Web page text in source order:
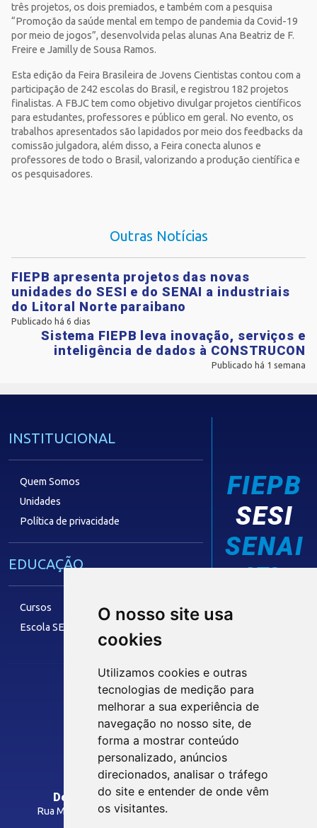
O nosso site usa
cookies
Utilizamos cookies e outras
tecnologias de medição para
melhorar a sua experiência de
navegação no nosso site, de
forma a mostrar conteúdo
personalizado, anúncios
direcionados, analisar o tráfego
do site e entender de onde vêm
os visitantes.
três projetos, os dois premiados, e também com a pesquisa
“Promoção da saúde mental em tempo de pandemia da Covid-19
por meio de jogos”, desenvolvida pelas alunas Ana Beatriz de F.
Freire e Jamilly de Sousa Ramos.
Esta edição da Feira Brasileira de Jovens Cientistas contou com a
participação de 242 escolas do Brasil, e registrou 182 projetos
finalistas. A FBJC tem como objetivo divulgar projetos científicos
para estudantes, professores e público em geral. No evento, os
trabalhos apresentados são lapidados por meio dos feedbacks da
comissão julgadora, além disso, a Feira conecta alunos e
professores de todo o Brasil, valorizando a produção científica e
os pesquisadores.
Outras Notícias
FIEPB apresenta projetos das novas
unidades do SESI e do SENAI a industriais
do Litoral Norte paraibano
Publicado há 6 dias
Sistema FIEPB leva inovação, serviços e
inteligência de dados à CONSTRUCON
Publicado há 1 semana
INSTITUCIONAL
Quem Somos
Unidades
Política de privacidade
EDUCAÇÃO
Cursos
Escola SESI
FIEPB
SESI
SENAI
IEL
Siga nossas Redes Sociais
INTRANET
Departamento Regional do SESI/PB
Rua Manoel Gonçalves Guimarães, 195 - José Pinheiro